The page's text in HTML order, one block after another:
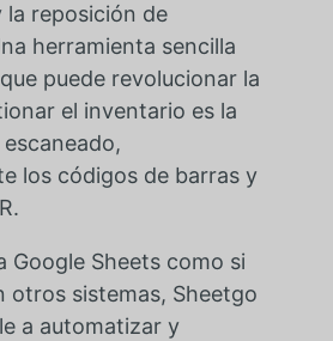
la reposición de
herramienta sencilla
puede revolucionar la
el inventario es la
los códigos de barras y
Google Sheets como si
otros sistemas, Sheetgo
a automatizar y